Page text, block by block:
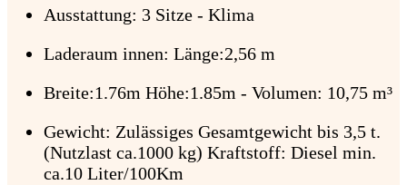
Ausstattung: 3 Sitze - Klima
Laderaum innen: Länge:2,56 m
Breite:1.76m Höhe:1.85m - Volumen: 10,75 m³
Gewicht: Zulässiges Gesamtgewicht bis 3,5 t.
(Nutzlast ca.1000 kg) Kraftstoff: Diesel min.
ca.10 Liter/100Km